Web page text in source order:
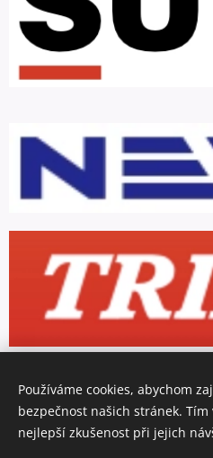
Používáme cookies, abychom
bezpečnost našich stránek.
nejlepší zkušenost při jejich